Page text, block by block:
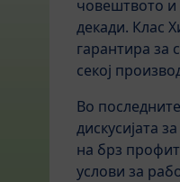
човештвото и
декади. Клас
гарантира за
секој
Во
дискусијата
на брз
услови за